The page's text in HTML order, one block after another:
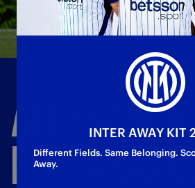
INTER AWAY KIT
Different Fields. Same Belonging.
Away.